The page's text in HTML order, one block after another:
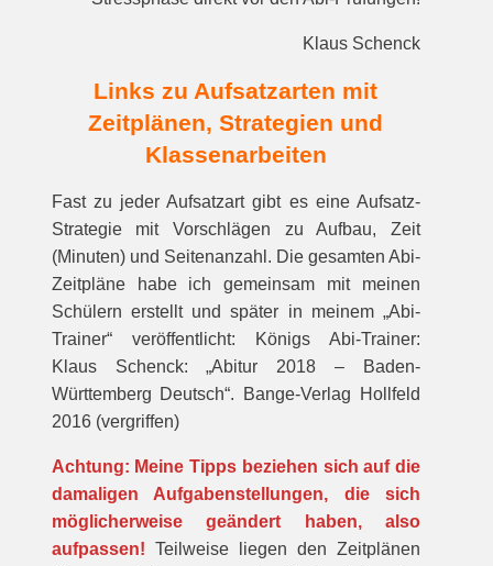
Klaus Schenck
Links zu Aufsatzarten mit
Zeitplänen, Strategien und
Klassenarbeiten
Fast zu jeder Aufsatzart gibt es eine Aufsatz-
Strategie mit Vorschlägen zu Aufbau, Zeit
(Minuten) und Seitenanzahl. Die gesamten Abi-
Zeitpläne habe ich gemeinsam mit meinen
Schülern erstellt und später in meinem „Abi-
Trainer“ veröffentlicht: Königs Abi-Trainer:
Klaus Schenck: „Abitur 2018 – Baden-
Württemberg Deutsch“. Bange-Verlag Hollfeld
2016 (vergriffen)
Achtung: Meine Tipps beziehen sich auf die
damaligen Aufgabenstellungen, die sich
möglicherweise geändert haben, also
aufpassen! Teilweise liegen den Zeitplänen